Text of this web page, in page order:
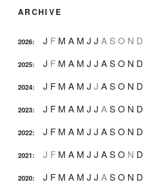
ARCHIVE
2026: J F M A M J J A S O N D
2025: J F M A M J J ASO N D
2024: J F M A M J J ASO N D
2023: J F M A M J J ASO N D
2022: J F M A M J J ASO N D
2021: J F M A M J J ASO N D
2020: J F M A M J J ASO N D